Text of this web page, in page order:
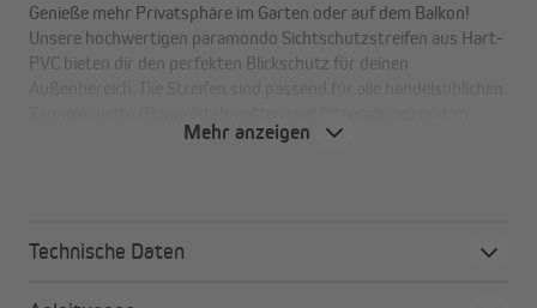
Genieße mehr Privatsphäre im Garten oder auf dem Balkon!
Unsere hochwertigen paramondo Sichtschutzstreifen aus Hart-
PVC bieten dir den perfekten Blickschutz für deinen
praktischen 10er-Set erhältlich. Wähle zwischen den Farben
Deine Vorteile auf einen Blick
Mehr anzeigen
Technische Daten